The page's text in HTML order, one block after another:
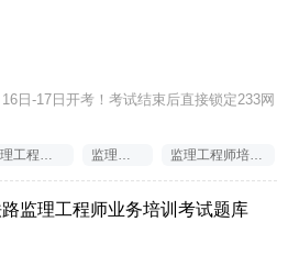
日-17日开考！考试结束后直接锁定233网
监理工程师考试题库 监理考试题库 监理工程师培训考试题库
监理工程师业务培训考试题库